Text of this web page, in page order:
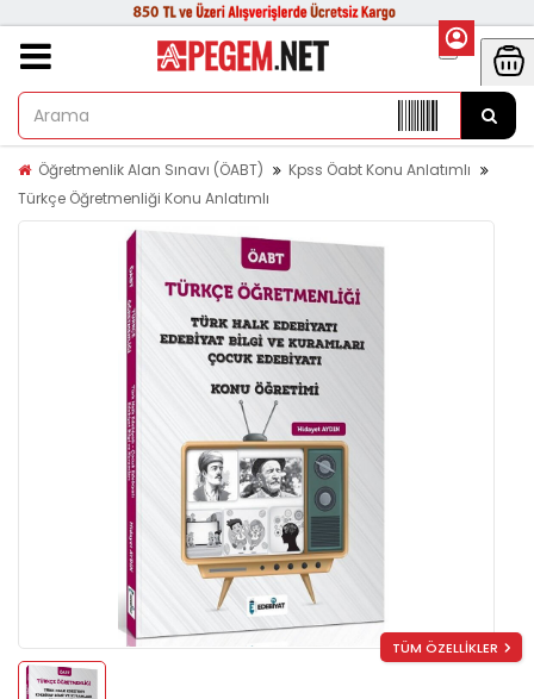
Öğretmenlik Alan Sınavı (ÖABT)
Kpss Öabt Konu Anlatımlı
Türkçe Öğretmenliği Konu Anlatımlı
TÜM ÖZELLİKLER